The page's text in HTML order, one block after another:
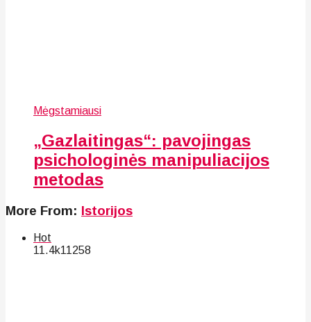
Mėgstamiausi
„Gazlaitingas“: pavojingas
psichologinės manipuliacijos
metodas
More From: Istorijos
Hot
11.4k11258